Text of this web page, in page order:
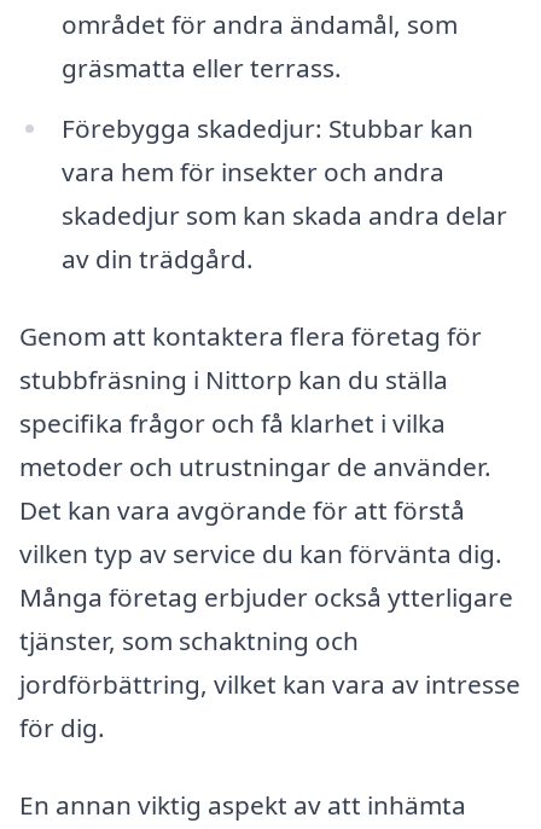
området för andra ändamål, som
gräsmatta eller terrass.
Förebygga skadedjur: Stubbar kan
vara hem för insekter och andra
skadedjur som kan skada andra delar
av din trädgård.
Genom att kontaktera flera företag för
stubbfräsning i Nittorp kan du ställa
specifika frågor och få klarhet i vilka
metoder och utrustningar de använder.
Det kan vara avgörande för att förstå
vilken typ av service du kan förvänta dig.
Många företag erbjuder också ytterligare
tjänster, som schaktning och
jordförbättring, vilket kan vara av intresse
för dig.
En annan viktig aspekt av att inhämta